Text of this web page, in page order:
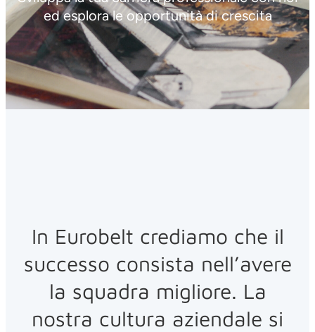
ed esplora le opportunità di crescita
In Eurobelt crediamo che il
successo consista nell’avere
la squadra migliore. La
nostra cultura aziendale si